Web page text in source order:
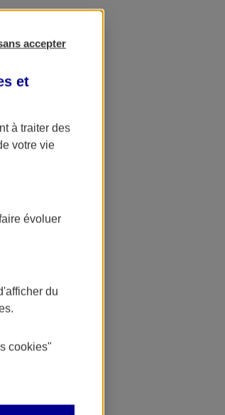
accepter
et
à traiter des
votre vie
évoluer
du
cookies"